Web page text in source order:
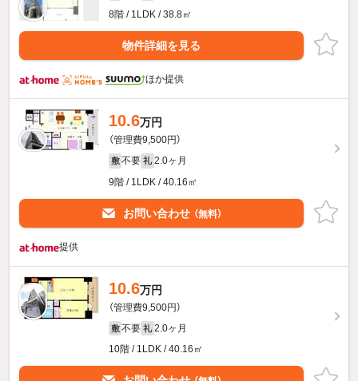
8階 / 1LDK / 38.8㎡
物件詳細を見る
ほか提供
10.6万円
（管理費9,500円）
敷 不要 礼 2.0ヶ月
9階 / 1LDK / 40.16㎡
お問い合わせ （無料）
提供
10.6万円
（管理費9,500円）
敷 不要 礼 2.0ヶ月
10階 / 1LDK / 40.16㎡